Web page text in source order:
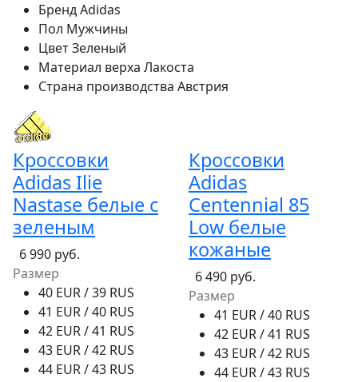
БрендAdidas
Пол Мужчины
ЦветЗеленый
Материал верха Лакоста
Страна производства Австрия
Кроссовки
Adidas Ilie
Nastase белые с
зеленым
6 990 руб.
Размер
40 EUR / 39 RUS
41 EUR / 40 RUS
42 EUR / 41 RUS
43 EUR / 42 RUS
44 EUR / 43 RUS
Кроссовки
Adidas
Centennial 85
Low белые
кожаные
6 490 руб.
Размер
41 EUR / 40 RUS
42 EUR / 41 RUS
43 EUR / 42 RUS
44 EUR / 43 RUS